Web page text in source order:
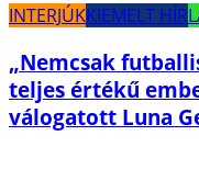
INTERJÚKKIEMELT HÍR
„Nemcsak
teljes értékű
válogatott Luna